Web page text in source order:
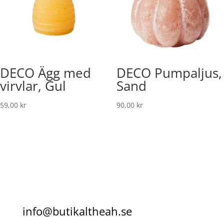
DECO Ägg med
virvlar, Gul
59,00 kr
DECO Pumpaljus,
Sand
90,00 kr
info@butikaltheah.se